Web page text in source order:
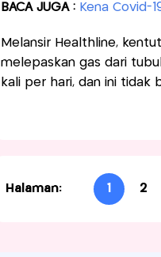
BACA JUGA : Kena Covid-
Melansir Healthline,
melepaskan gas dari
kali per hari, dan ini tidak
Halaman: 1 2